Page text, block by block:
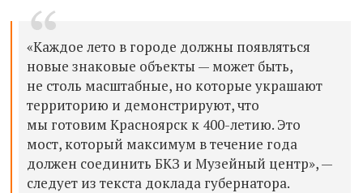
«Каждое лето в городе должны появляться
новые знаковые объекты — может быть,
не столь масштабные, но которые украшают
территорию и демонстрируют, что
мы готовим Красноярск к 400-летию. Это
мост, который максимум в течение года
должен соединить БКЗ и Музейный центр», —
следует из текста доклада губернатора.